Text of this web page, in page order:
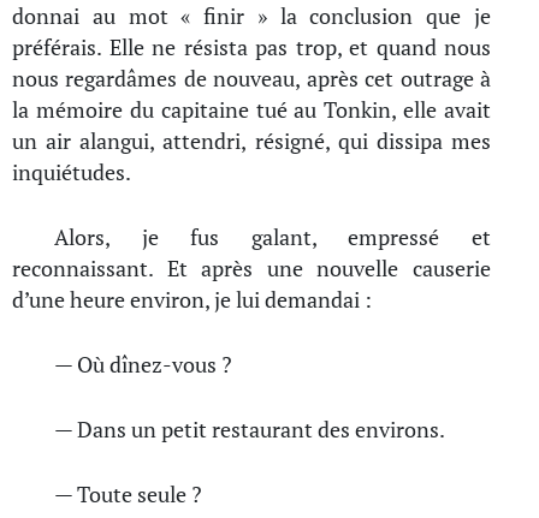
donnai au mot « finir » la conclusion que je
préférais. Elle ne résista pas trop, et quand nous
nous regardâmes de nouveau, après cet outrage à
la mémoire du capitaine tué au Tonkin, elle avait
un air alangui, attendri, résigné, qui dissipa mes
inquiétudes.
Alors, je fus galant, empressé et
reconnaissant. Et après une nouvelle causerie
d’une heure environ, je lui demandai :
— Où dînez-vous ?
— Dans un petit restaurant des environs.
— Toute seule ?